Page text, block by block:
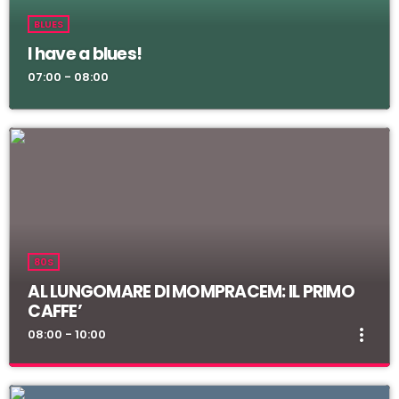
BLUES
I have a blues!
07:00 - 08:00
80S
AL LUNGOMARE DI MOMPRACEM: IL PRIMO
CAFFE’
08:00 - 10:00 more_vert
AL LUNGOMARE DI MOMPRACEM: IL PRIMO
close